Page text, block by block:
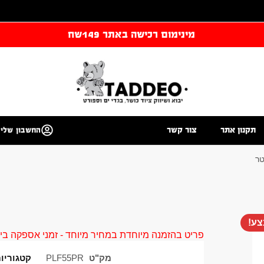
מינימום רכישה באתר 149שח
תקנון אתר צור קשר החשבון שלי
פריט בהזמנה מיוחדת במחיר מיוחד - זמני אספקה בין 40 ל 90 ימי עסקים צור קשר
מק"ט PLF55PR